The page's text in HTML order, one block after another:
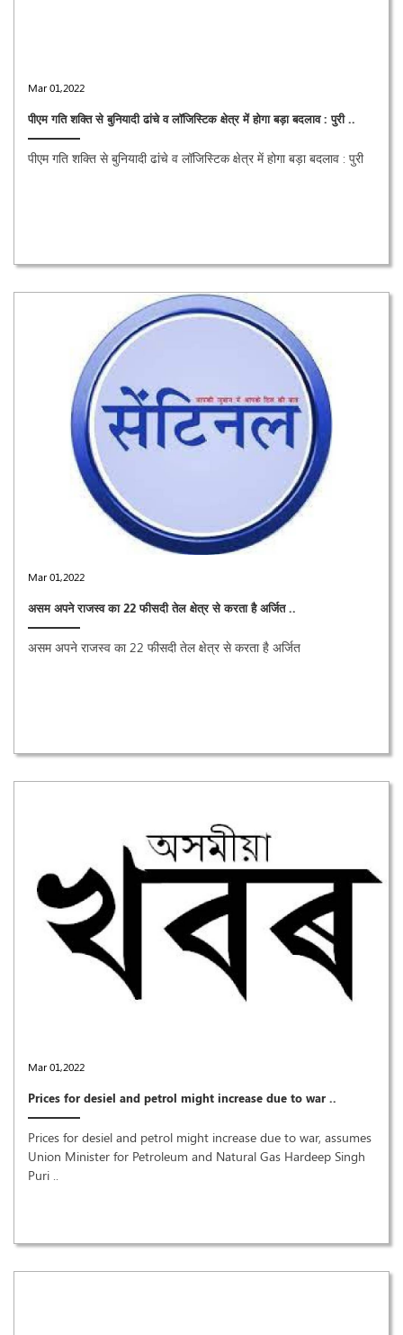
Mar 01,2022
पीएम गति शक्ति से बुनियादी ढांचे व लॉजिस्टिक क्षेत्र में होगा बड़ा बदलाव : पुरी ..
पीएम गति शक्ति से बुनियादी ढांचे व लॉजिस्टिक क्षेत्र में होगा बड़ा बदलाव : पुरी
Mar 01,2022
असम अपने राजस्व का 22 फीसदी तेल क्षेत्र से करता है अर्जित ..
असम अपने राजस्व का 22 फीसदी तेल क्षेत्र से करता है अर्जित
Mar 01,2022
Prices for desiel and petrol might increase due to war ..
Prices for desiel and petrol might increase due to war, assumes
Union Minister for Petroleum and Natural Gas Hardeep Singh
Puri ..